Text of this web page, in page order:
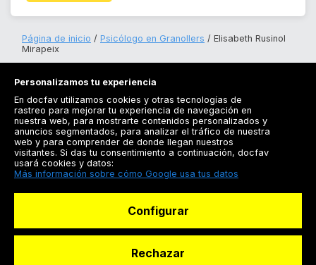
Página de inicio Psicólogo en Granollers
Elisabeth Rusinol
Mirapeix
Registrarse
Docfav
Especialistas
Personalizamos tu experiencia
En docfav utilizamos cookies y otras tecnologías de
rastreo para mejorar tu experiencia de navegación en
nuestra web, para mostrarte contenidos personalizados y
anuncios segmentados, para analizar el tráfico de nuestra
web y para comprender de donde llegan nuestros
visitantes. Si das tu consentimiento a continuación, docfav
usará cookies y datos:
Más información sobre cómo Google usa tus datos
Configurar
Rechazar